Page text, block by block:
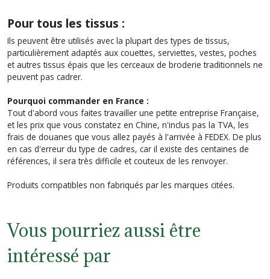
Pour tous les tissus :
Ils peuvent être utilisés avec la plupart des types de tissus,
particulièrement adaptés aux couettes, serviettes, vestes, poches
et autres tissus épais que les cerceaux de broderie traditionnels ne
peuvent pas cadrer.
Pourquoi commander en France :
Tout d'abord vous faites travailler une petite entreprise Française,
et les prix que vous constatez en Chine, n'inclus pas la TVA, les
frais de douanes que vous allez payés à l'arrivée à FEDEX. De plus
en cas d'erreur du type de cadres, car il existe des centaines de
références, il sera très difficile et couteux de les renvoyer.
Produits compatibles non fabriqués par les marques citées.
Vous pourriez aussi être
intéressé par